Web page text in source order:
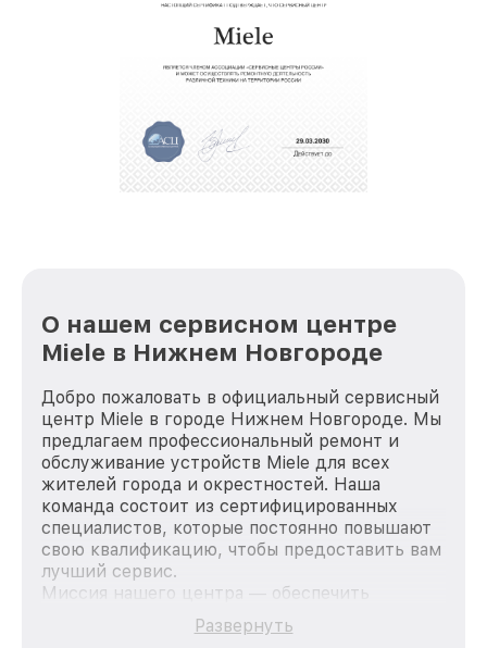
услуги курьера для владельцев
крупногабаритной техники, которые
обеспечат доставку устройств в сервис в
полной сохранности и бесплатно.
положительные отзывы и обрели отличную
репутацию. Мы постоянно совершенствуемся и
О нашем сервисном центре
Miele в Нижнем Новгороде
Добро пожаловать в официальный сервисный
центр Miele в городе Нижнем Новгороде. Мы
предлагаем профессиональный ремонт и
обслуживание устройств Miele для всех
жителей города и окрестностей. Наша
команда состоит из сертифицированных
специалистов, которые постоянно повышают
свою квалификацию, чтобы предоставить вам
лучший сервис.
Миссия нашего центра — обеспечить
качественный и доступный ремонт для
каждого пользователя продукции Miele, вне
Развернуть